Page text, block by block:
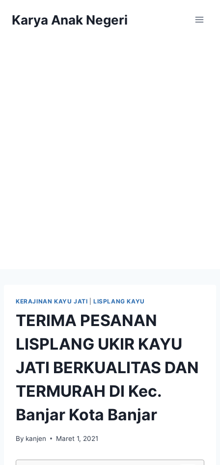
Karya Anak Negeri
KERAJINAN KAYU JATI |LISPLANG KAYU
TERIMA PESANAN
LISPLANG UKIR KAYU
JATI BERKUALITAS DAN
TERMURAH DI Kec.
Banjar Kota Banjar
By kanjen Maret 1, 2021